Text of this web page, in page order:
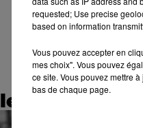
Sud
requested; Use precise
based on information
Vous pouvez accepter en
mes choix". Vous pouvez
ce site. Vous pouvez mettre
bas de chaque page.